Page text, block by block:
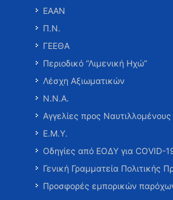
ΕΑΑΝ
Π.Ν.
ΓΕΕΘΑ
Περιοδικό “Λιμενική Ηχώ”
Λέσχη Αξιωματικών
Ν.Ν.Α.
Αγγελίες προς Ναυτιλλομένους
Ε.Μ.Υ.
Οδηγίες από ΕΟΔΥ για COVID-
Γενική Γραμματεία Πολιτικής
Προσφορές εμπορικών